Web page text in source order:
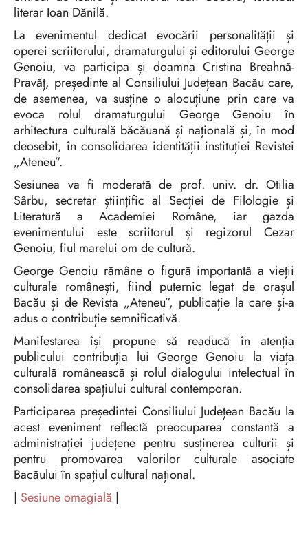
literar Ioan Dănilă.
La evenimentul dedicat evocării personalității și
operei scriitorului, dramaturgului și editorului George
Genoiu, va participa și doamna Cristina Breahnă-
Pravăț, președinte al Consiliului Județean Bacău care,
de asemenea, va susține o alocuțiune prin care va
evoca rolul dramaturgului George Genoiu în
arhitectura culturală băcăuană și națională și, în mod
deosebit, în consolidarea identității instituției Revistei
„Ateneu”.
Sesiunea va fi moderată de prof. univ. dr. Otilia
Sârbu, secretar științific al Secției de Filologie și
Literatură a Academiei Române, iar gazda
evenimentului este scriitorul și regizorul Cezar
Genoiu, fiul marelui om de cultură.
George Genoiu rămâne o figură importantă a vieții
culturale românești, fiind puternic legat de orașul
Bacău și de Revista „Ateneu”, publicație la care și-a
adus o contribuție semnificativă.
Manifestarea își propune să readucă în atenția
publicului contribuția lui George Genoiu la viața
culturală românească și rolul dialogului intelectual în
consolidarea spațiului cultural contemporan.
Participarea președintei Consiliului Județean Bacău la
acest eveniment reflectă preocuparea constantă a
administrației județene pentru susținerea culturii și
pentru promovarea valorilor culturale asociate
Bacăului în spațiul cultural național.
| Sesiune omagială |